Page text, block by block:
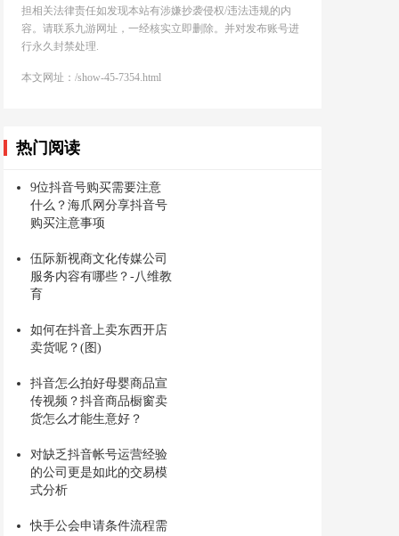
担相关法律责任如发现本站有涉嫌抄袭侵权/违法违规的内
容。请联系九游网址，一经核实立即删除。并对发布账号进
行永久封禁处理.
本文网址：/show-45-7354.html
热门阅读
9位抖音号购买需要注意
什么？海爪网分享抖音号
购买注意事项
伍际新视商文化传媒公司
服务内容有哪些？-八维教
育
如何在抖音上卖东西开店
卖货呢？(图)
抖音怎么拍好母婴商品宣
传视频？抖音商品橱窗卖
货怎么才能生意好？
对缺乏抖音帐号运营经验
的公司更是如此的交易模
式分析
快手公会申请条件流程需